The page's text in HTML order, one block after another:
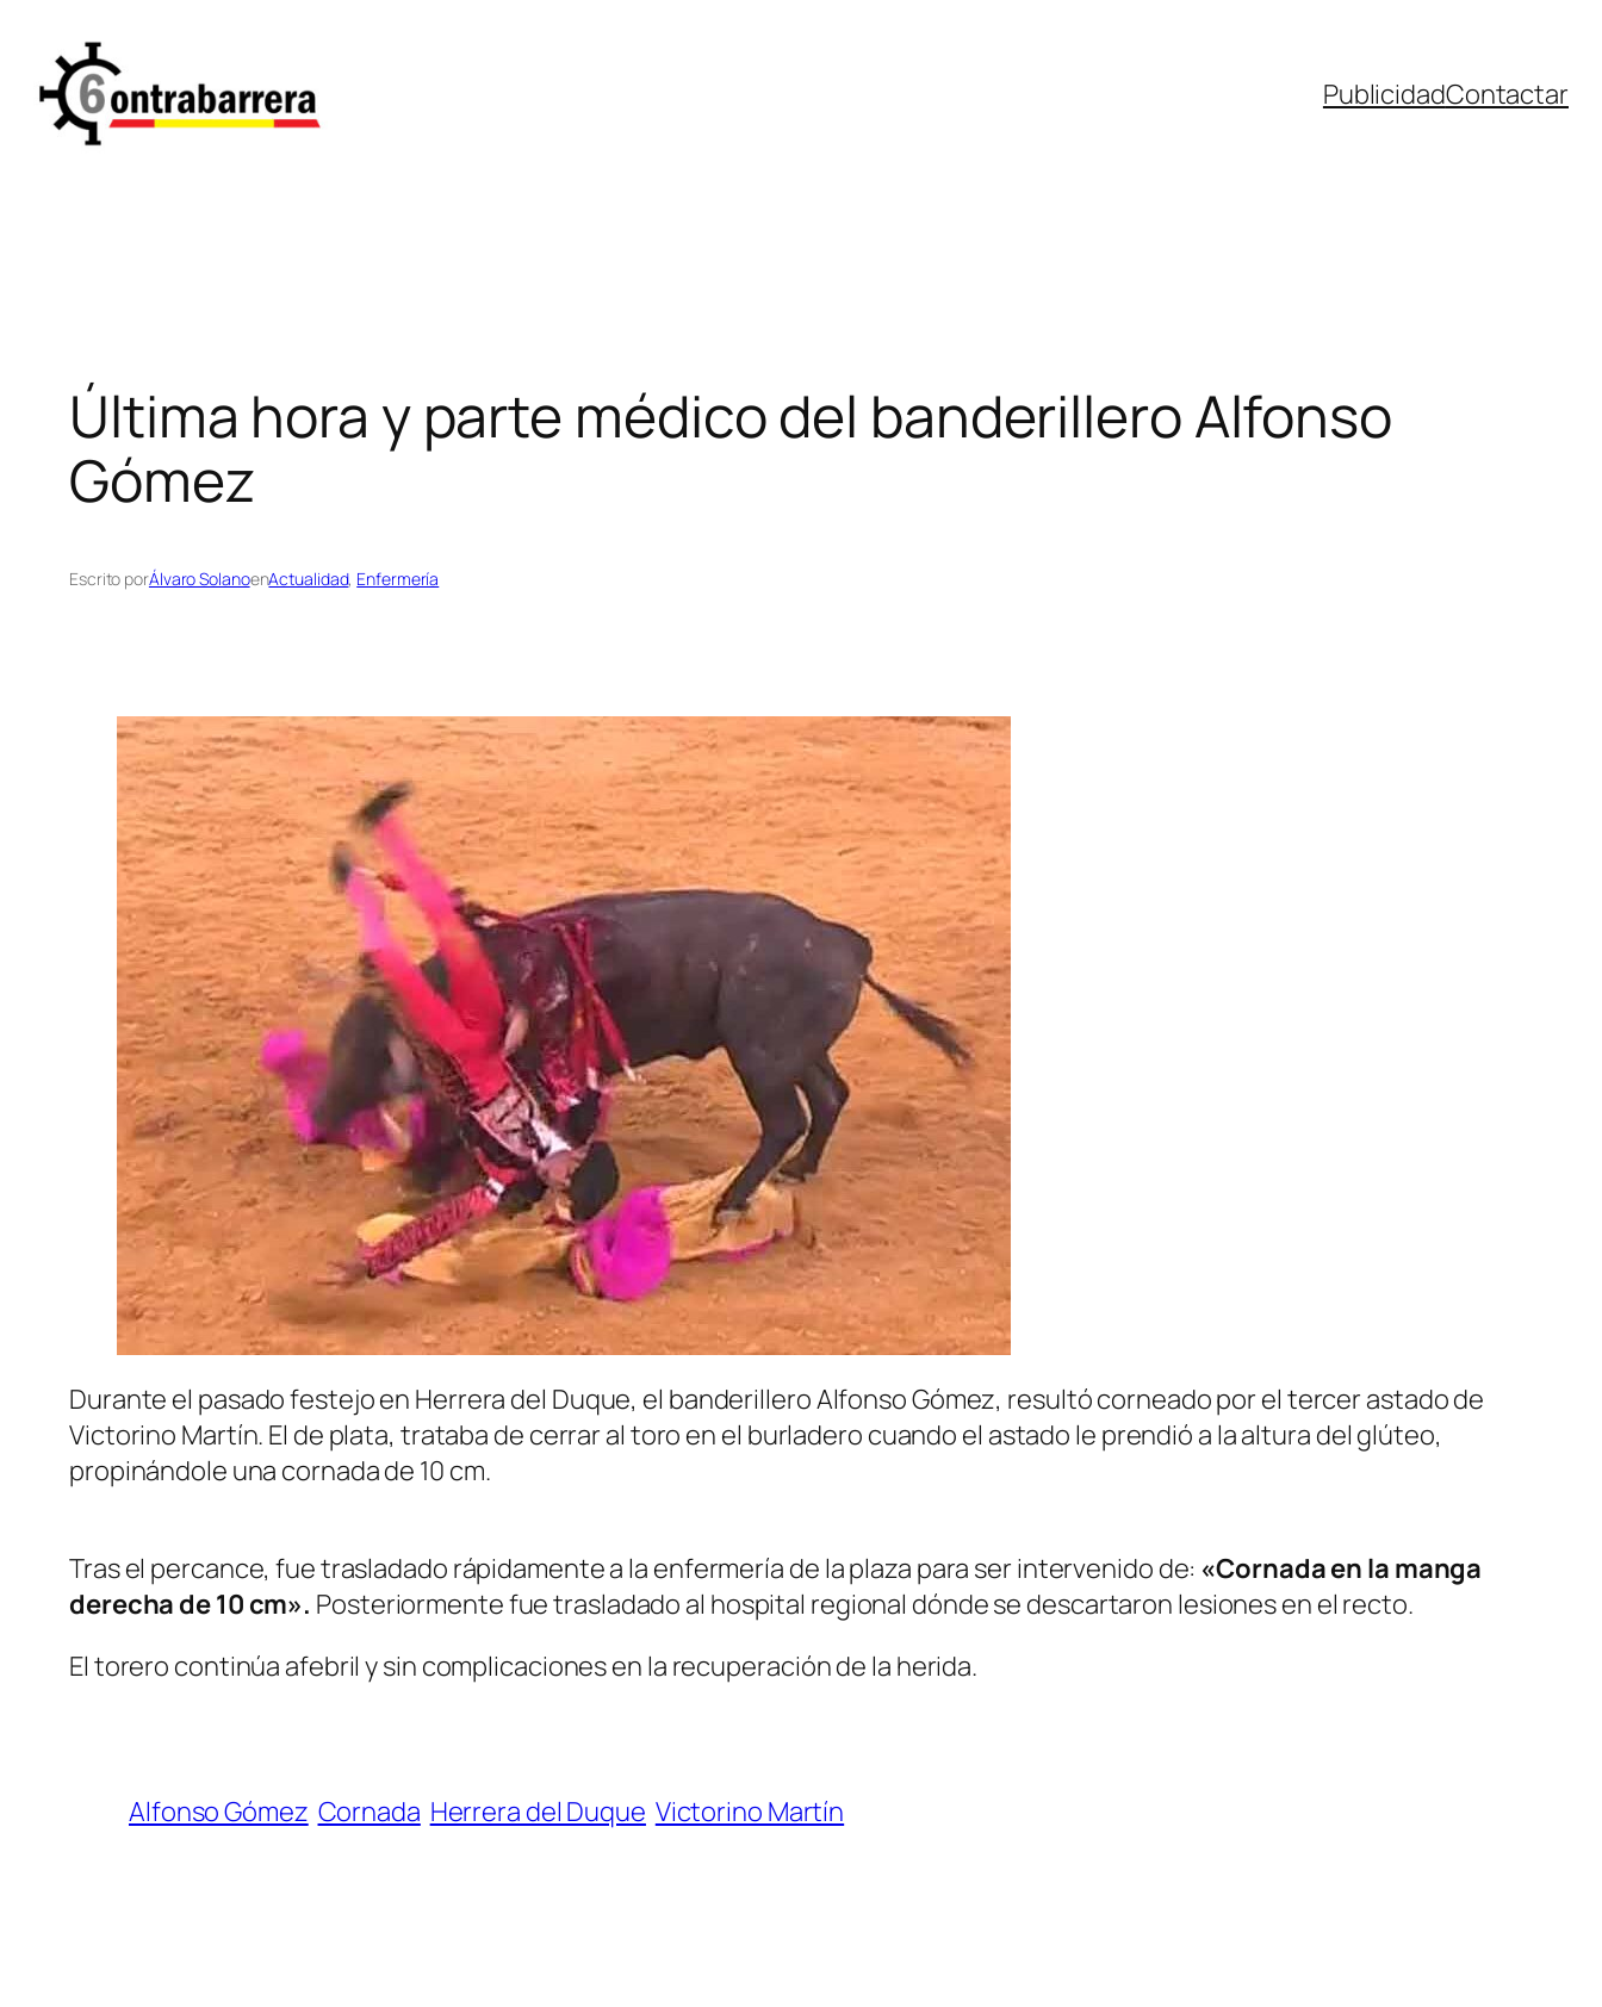
contenido
PublicidadContactar
Última hora y parte médico del banderillero Alfonso
Gómez
Escrito porÁlvaro SolanoenActualidad, Enfermería
Durante el pasado festejo en Herrera del Duque, el banderillero Alfonso Gómez, resultó corneado por el tercer astado de
Victorino Martín. El de plata, trataba de cerrar al toro en el burladero cuando el astado le prendió a la altura del glúteo,
propinándole una cornada de 10 cm.
Tras el percance, fue trasladado rápidamente a la enfermería de la plaza para ser intervenido de: «Cornada en la manga
derecha de 10 cm». Posteriormente fue trasladado al hospital regional dónde se descartaron lesiones en el recto.
El torero continúa afebril y sin complicaciones en la recuperación de la herida.
Alfonso Gómez Cornada Herrera del Duque Victorino Martín